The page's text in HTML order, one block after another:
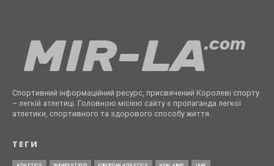
Спортивний інформаційний ресурс, присвячений Королеві спорту
– легкій атлетиці. Головною місією сайту є пропаганда легкої
атлетики, спортивного та здорового способу життя.
ТЕГИ